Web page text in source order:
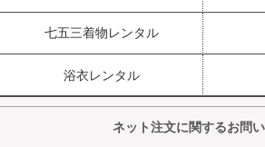
七五三着物レンタル
浴衣レンタル
ネット注文に関するお問